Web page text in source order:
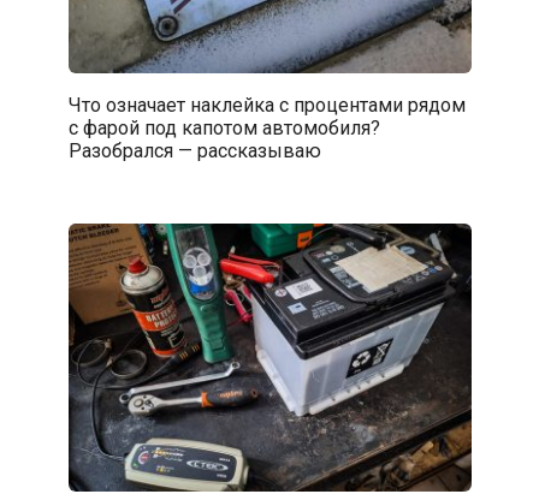
Что означает наклейка с процентами рядом
с фарой под капотом автомобиля?
Разобрался — рассказываю